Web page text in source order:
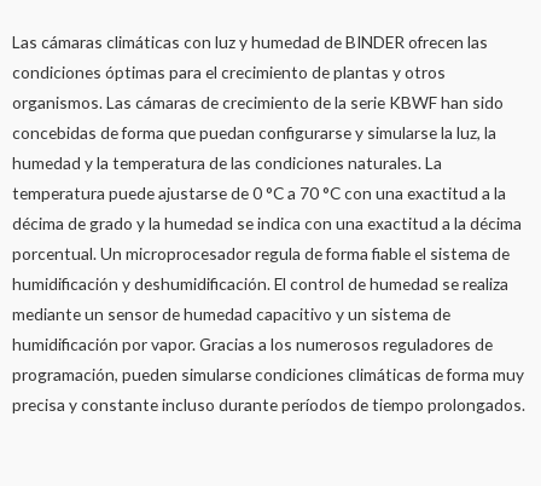
Las cámaras climáticas con luz y humedad de BINDER ofrecen las
condiciones óptimas para el crecimiento de plantas y otros
organismos. Las cámaras de crecimiento de la serie KBWF han sido
concebidas de forma que puedan configurarse y simularse la luz, la
humedad y la temperatura de las condiciones naturales. La
temperatura puede ajustarse de 0 °C a 70 °C con una exactitud a la
décima de grado y la humedad se indica con una exactitud a la décima
porcentual. Un microprocesador regula de forma fiable el sistema de
humidificación y deshumidificación. El control de humedad se realiza
mediante un sensor de humedad capacitivo y un sistema de
humidificación por vapor. Gracias a los numerosos reguladores de
programación, pueden simularse condiciones climáticas de forma muy
precisa y constante incluso durante períodos de tiempo prolongados.